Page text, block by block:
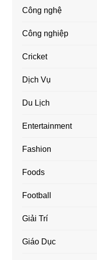
Công nghệ
Công nghiệp
Cricket
Dịch Vụ
Du Lịch
Entertainment
Fashion
Foods
Football
Giải Trí
Giáo Dục